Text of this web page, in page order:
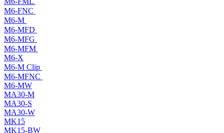
M6-FNC
M6-M
M6-MFD
M6-MFG
M6-MFM
M6-X
M6-M Clip
M6-MFNC
M6-MW
MA30-M
MA30-S
MA30-W
MK15
MK15-BW